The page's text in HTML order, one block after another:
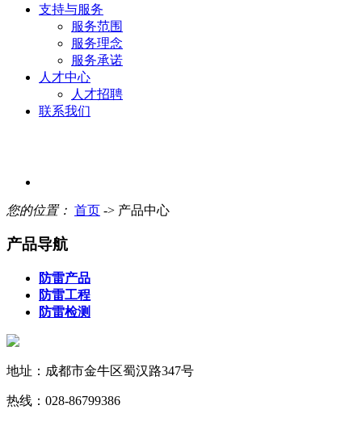
支持与服务
服务范围
服务理念
服务承诺
人才中心
人才招聘
联系我们
您的位置： 首页 -> 产品中心
产品导航
防雷产品
防雷工程
防雷检测
地址：成都市金牛区蜀汉路347号
热线：028-86799386